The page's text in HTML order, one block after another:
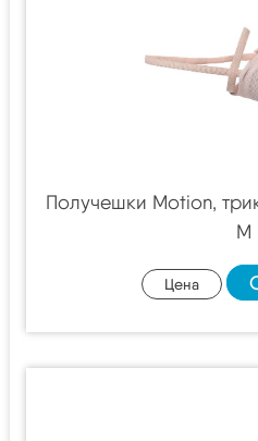
Получешки Motion,
M
Цена